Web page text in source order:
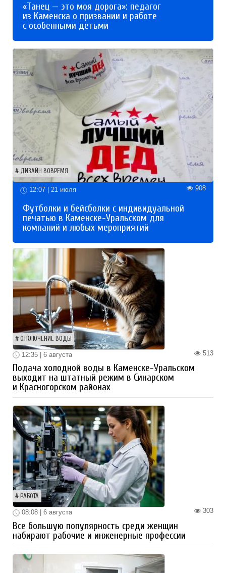
«Танец — это моя дорога»: педагог
из Каменска о призвании и работе
с особенными детьми
ДИЗАЙН ВОВРЕМЯ
12:07 | 21 июля 908
Футболки и бейсболки с индивидуальной
печатью в Каменске-Уральском для
компаний и любых мероприятий
ОТКЛЮЧЕНИЕ ВОДЫ
513
12:35 | 6 августа
Подача холодной воды в Каменске-Уральском
выходит на штатный режим в Синарском
и Красногорском районах
РАБОТА
303
08:08 | 6 августа
Все большую популярность среди женщин
набирают рабочие и инженерные профессии